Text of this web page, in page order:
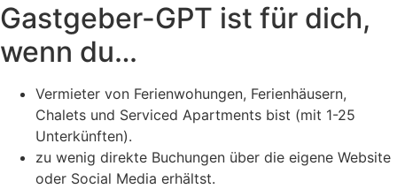
Gastgeber-GPT ist für dich,
wenn du…
Vermieter von Ferienwohungen, Ferienhäusern,
Chalets und Serviced Apartments bist (mit 1-25
Unterkünften).
zu wenig direkte Buchungen über die eigene Website
oder Social Media erhältst.